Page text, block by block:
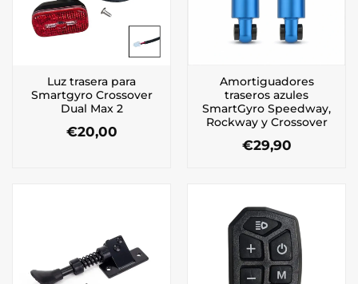
Luz trasera para
Smartgyro Crossover
Dual Max 2
€20,00
Amortiguadores
traseros azules
SmartGyro Speedway,
Rockway y Crossover
€29,90